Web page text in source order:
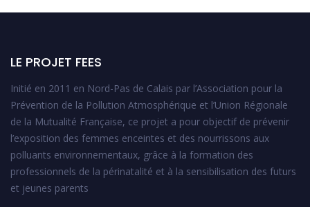
LE PROJET FEES
Initié en 2011 en Nord-Pas de Calais par l’Association pour la
Prévention de la Pollution Atmosphérique et l’Union Régionale
de la Mutualité Française, ce projet a pour objectif de prévenir
l’exposition des femmes enceintes et des nourrissons aux
polluants environnementaux, grâce à la formation des
professionnels de la périnatalité et à la sensibilisation des futurs
et jeunes parents